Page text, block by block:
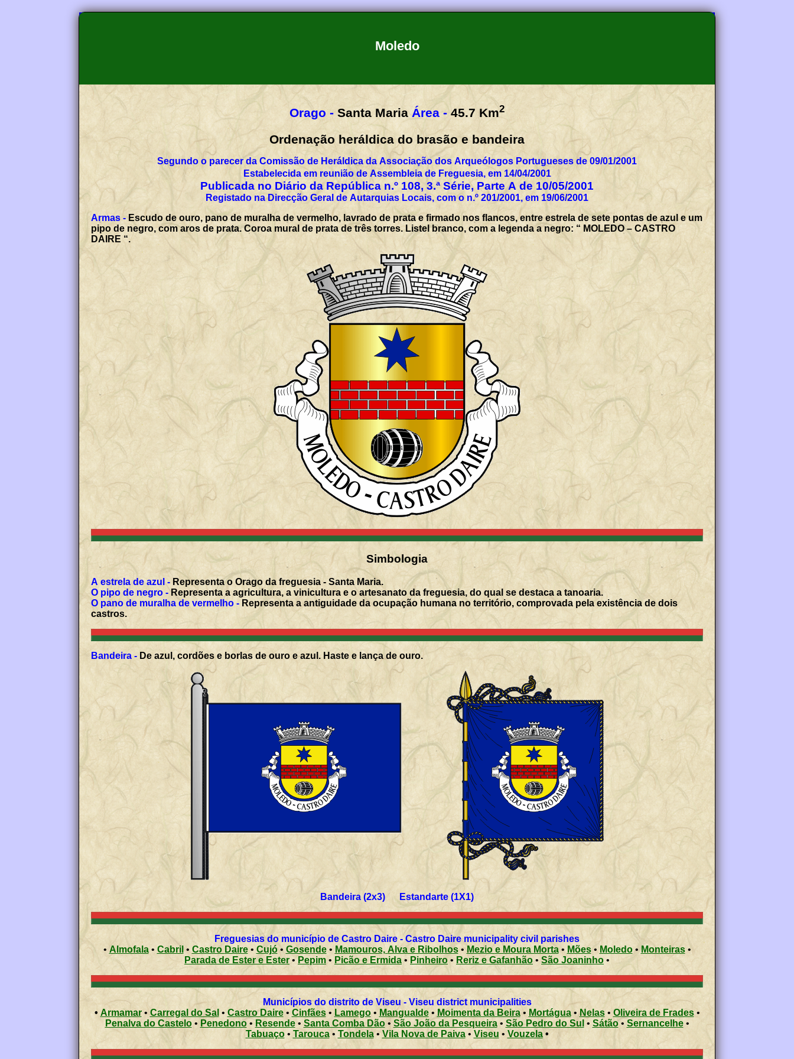
Moledo
Orago - Santa Maria Área - 45.7 Km2
Ordenação heráldica do brasão e bandeira
Segundo o parecer da Comissão de Heráldica da Associação dos Arqueólogos Portugueses de 09/01/2001
Estabelecida em reunião de Assembleia de Freguesia, em 14/04/2001
Publicada no Diário da República n.º 108, 3.ª Série, Parte A de 10/05/2001
Registado na Direcção Geral de Autarquias Locais, com o n.º 201/2001, em 19/06/2001
Armas - Escudo de ouro, pano de muralha de vermelho, lavrado de prata e firmado nos flancos, entre estrela de sete pontas de azul e um
pipo de negro, com aros de prata. Coroa mural de prata de três torres. Listel branco, com a legenda a negro: “ MOLEDO – CASTRO
DAIRE “.
Simbologia
A estrela de azul -Representa o Orago da freguesia - Santa Maria.
O pipo de negro - Representa a agricultura, a vinicultura e o artesanato da freguesia, do qual se destaca a tanoaria.
O pano de muralha de vermelho - Representa a antiguidade da ocupação humana no território, comprovada pela existência de dois
castros.
Bandeira - De azul, cordões e borlas de ouro e azul. Haste e lança de ouro.
Bandeira (2x3) Estandarte (1X1)
Freguesias do município de Castro Daire - Castro Daire municipality civil parishes
• Almofala• Cabril • Castro Daire• Cujó• Gosende• Mamouros, Alva e Ribolhos• Mezio e Moura Morta• Mões• Moledo•Monteiras•
Parada de Ester e Ester • Pepim • Picão e Ermida• Pinheiro • Reriz e Gafanhão • São Joaninho •
Municípios do distrito de Viseu - Viseu district municipalities
• Armamar• Carregal do Sal • Castro Daire• Cinfães•Lamego• Mangualde• Moimenta da Beira• Mortágua•Nelas• Oliveira de Frades•
Penalva do Castelo• Penedono• Resende• Santa Comba Dão• São João da Pesqueira• São Pedro do Sul • Sátão• Sernancelhe•
Tabuaço• Tarouca• Tondela•Vila Nova de Paiva• Viseu • Vouzela •